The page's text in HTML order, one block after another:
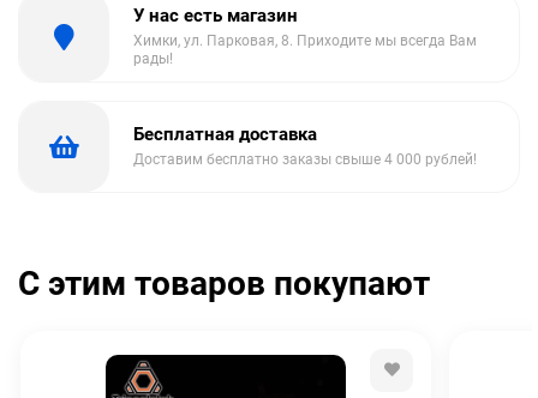
У нас есть магазин
Химки, ул. Парковая, 8. Приходите мы всегда Вам
рады!
Бесплатная доставка
Доставим бесплатно заказы свыше 4 000 рублей!
С этим товаров покупают